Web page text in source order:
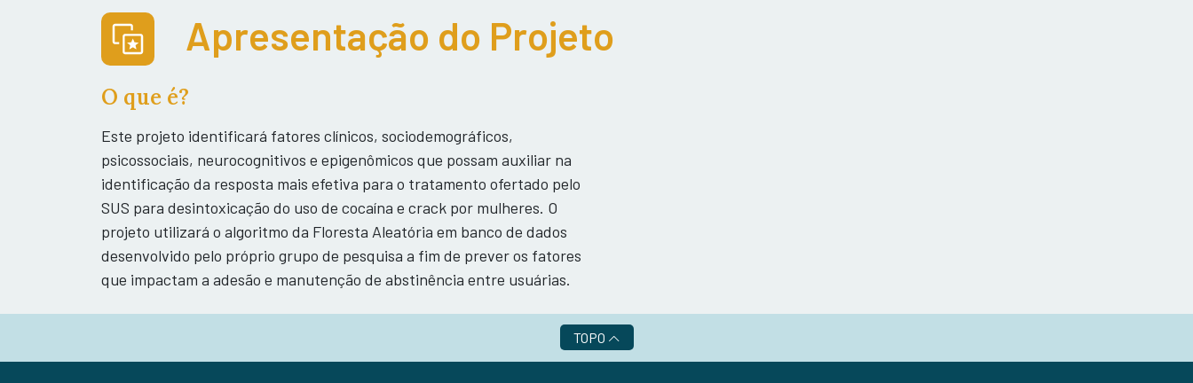
Apresentação do Projeto
O que é?
Este projeto identificará fatores clínicos, sociodemográficos,
psicossociais, neurocognitivos e epigenômicos que possam auxiliar na
identificação da resposta mais efetiva para o tratamento ofertado pelo
SUS para desintoxicação do uso de cocaína e crack por mulheres. O
projeto utilizará o algoritmo da Floresta Aleatória em banco de dados
desenvolvido pelo próprio grupo de pesquisa a fim de prever os fatores
que impactam a adesão e manutenção de abstinência entre usuárias.
TOPO